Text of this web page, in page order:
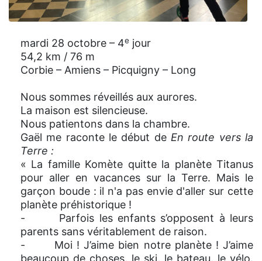
mardi 28 octobre – 4e jour
54,2 km / 76 m
Corbie – Amiens – Picquigny – Long
Nous sommes réveillés aux aurores.
La maison est silencieuse.
Nous patientons dans la chambre.
Gaël me raconte le début de En route vers la
Terre :
« La famille Komète quitte la planète Titanus
pour aller en vacances sur la Terre. Mais le
garçon boude : il n'a pas envie d'aller sur cette
planète préhistorique !
- Parfois les enfants s’opposent à leurs
parents sans véritablement de raison.
- Moi ! J’aime bien notre planète ! J’aime